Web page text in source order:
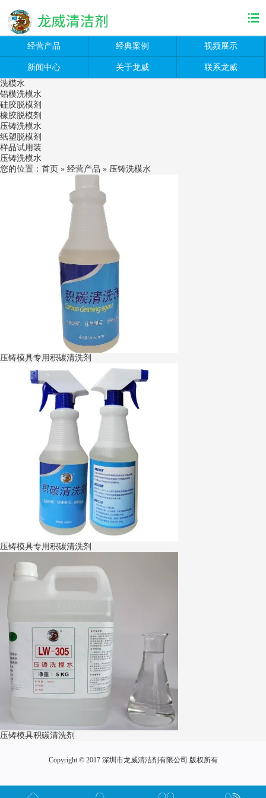
经营产品 经典案例 视频展示
新闻中心 关于龙威
联系龙威
洗模水
铝模洗模水
硅胶脱模剂
橡胶脱模剂
压铸洗模水
纸塑脱模剂
样品试用装
压铸洗模水
您的位置： 首页 » 经营产品 » 压铸洗模水
压铸模具专用积碳清洗剂
压铸模具专用积碳清洗剂
压铸模具积碳清洗剂
Copyright © 2017 深圳市龙威清洁剂有限公司 版权所有